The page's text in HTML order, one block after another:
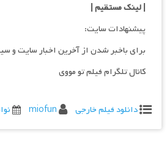
| لینک مستقیم |
پیشنهادات سایت:
برای باخبر شدن از آخرین اخبار سایت و
کانال تلگرام فیلم تو مووی
دانلود فیلم خارجی miofun